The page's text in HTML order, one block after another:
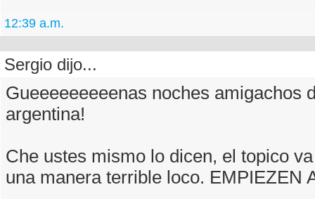
12:39 a.m.
Sergio dijo...
Gueeeeeeeeenas noches amigachos
argentina!
Che ustes mismo lo dicen, el topico
una manera terrible loco. EMPIEZEN